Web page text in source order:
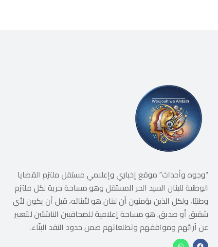
“وجوه وأحداث” موقع إخباري وإعلامي مستقل ملتزم القضايا
الوطنية للبنان السيد الحر المستقل وهو مساحة حرية لكل ملتزم
وطنيًا، ولكل الذين يؤمنون أن لبنان هو لأبنائه، قبل أن يكون لأي
شقيق أو صديق. هو مساحة إعلامية للصحافيين الناشئين للتعبير
عن آرائهم ومواقفهم وتطلعاتهم ضمن حدود النقد البنّاء.